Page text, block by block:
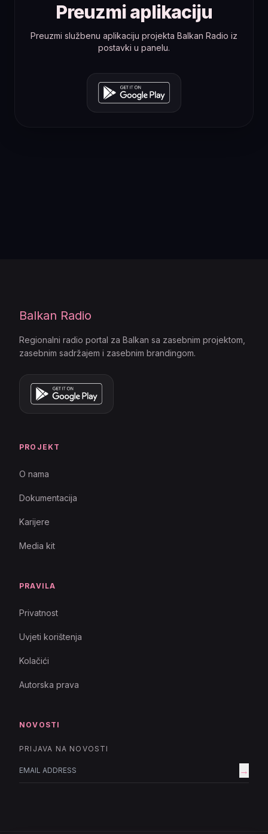
Preuzmi aplikaciju
Preuzmi službenu aplikaciju projekta Balkan Radio iz
postavki u panelu.
Balkan Radio
Regionalni radio portal za Balkan sa zasebnim projektom,
zasebnim sadržajem i zasebnim brandingom.
PROJEKT
O nama
Dokumentacija
Karijere
Media kit
PRAVILA
Privatnost
Uvjeti korištenja
Kolačići
Autorska prava
NOVOSTI
PRIJAVA NA NOVOSTI
→